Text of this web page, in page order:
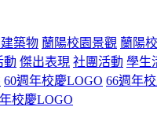
築物 蘭陽校園景觀 蘭陽
動 傑出表現 社團活動 學生
60週年校慶LOGO 66週年
校慶LOGO